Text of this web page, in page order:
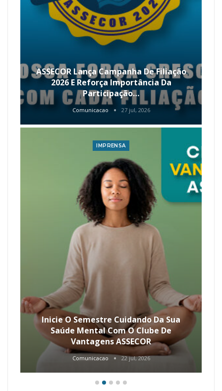
ASSECOR Lança Campanha De Filiação
2026 E Reforça Importância Da
Participação…
Comunicacao 27 jul, 2026
IMPRENSA
Inicie O Semestre Cuidando Da Sua
Saúde Mental Com O Clube De
Vantagens ASSECOR
Comunicacao 22 jul, 2026